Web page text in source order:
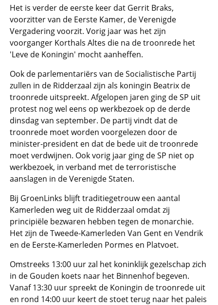
Het is verder de eerste keer dat Gerrit Braks,
voorzitter van de Eerste Kamer, de Verenigde
Vergadering voorzit. Vorig jaar was het zijn
voorganger Korthals Altes die na de troonrede het
'Leve de Koningin' mocht aanheffen.
Ook de parlementariërs van de Socialistische Partij
zullen in de Ridderzaal zijn als koningin Beatrix de
troonrede uitspreekt. Afgelopen jaren ging de SP uit
protest nog wel eens op werkbezoek op de derde
dinsdag van september. De partij vindt dat de
troonrede moet worden voorgelezen door de
minister-president en dat de bede uit de troonrede
moet verdwijnen. Ook vorig jaar ging de SP niet op
werkbezoek, in verband met de terroristische
aanslagen in de Verenigde Staten.
Bij GroenLinks blijft traditiegetrouw een aantal
Kamerleden weg uit de Ridderzaal omdat zij
principiële bezwaren hebben tegen de monarchie.
Het zijn de Tweede-Kamerleden Van Gent en Vendrik
en de Eerste-Kamerleden Pormes en Platvoet.
Omstreeks 13:00 uur zal het koninklijk gezelschap zich
in de Gouden koets naar het Binnenhof begeven.
Vanaf 13:30 uur spreekt de Koningin de troonrede uit
en rond 14:00 uur keert de stoet terug naar het paleis